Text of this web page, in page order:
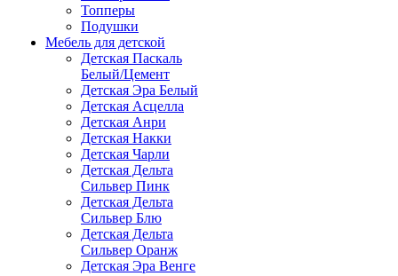
Топперы
Подушки
Мебель для детской
Детская Паскаль
Белый/Цемент
Детская Эра Белый
Детская Асцелла
Детская Анри
Детская Накки
Детская Чарли
Детская Дельта
Сильвер Пинк
Детская Дельта
Сильвер Блю
Детская Дельта
Сильвер Оранж
Детская Эра Венге